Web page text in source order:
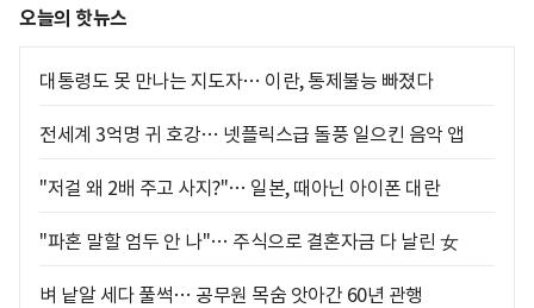
오늘의 핫뉴스
대통령도 못 만나는 지도자… 이란, 통제불능 빠졌다
전세계 3억명 귀 호강… 넷플릭스급 돌풍 일으킨 음악 앱
"저걸 왜 2배 주고 사지?"… 일본, 때아닌 아이폰 대란
"파혼 말할 엄두 안 나"… 주식으로 결혼자금 다 날린 女
벼 낱알 세다 풀썩… 공무원 목숨 앗아간 60년 관행